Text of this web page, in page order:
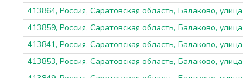
413864, Россия, Саратовская область, Балаково,
413859, Россия, Саратовская область, Балаково,
413841, Россия, Саратовская область, Балаково,
413853, Россия, Саратовская область, Балаково,